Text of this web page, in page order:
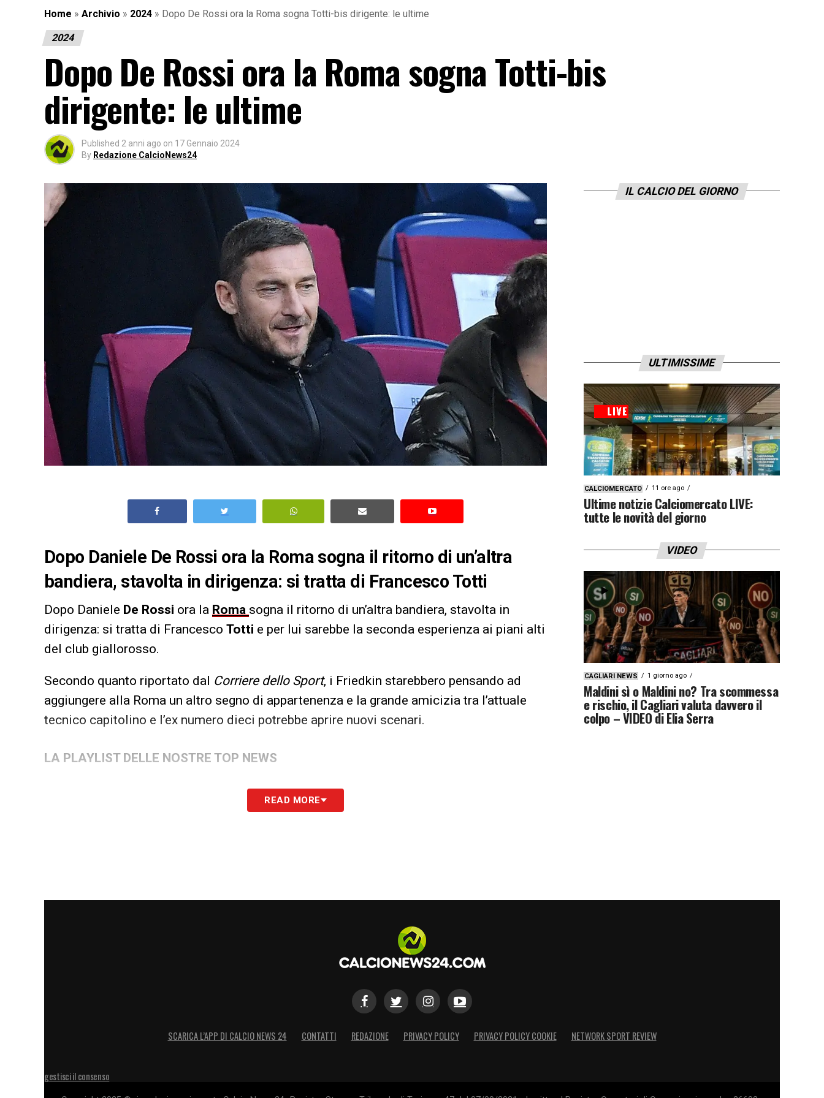
Home » Archivio » 2024 » Dopo De Rossi ora la Roma sogna Totti-bis dirigente: le ultime
2024
Dopo De Rossi ora la Roma sogna Totti-bis
dirigente: le ultime
Published 2 anni ago on 17 Gennaio 2024
By Redazione CalcioNews24
Dopo Daniele De Rossi ora la Roma sogna il ritorno di un’altra
bandiera, stavolta in dirigenza: si tratta di Francesco Totti
Dopo Daniele De Rossi ora la Roma sogna il ritorno di un’altra bandiera, stavolta in
dirigenza: si tratta di Francesco Totti e per lui sarebbe la seconda esperienza ai piani alti
del club giallorosso.
Secondo quanto riportato dal Corriere dello Sport, i Friedkin starebbero pensando ad
aggiungere alla Roma un altro segno di appartenenza e la grande amicizia tra l’attuale
tecnico capitolino e l’ex numero dieci potrebbe aprire nuovi scenari.
LA PLAYLIST DELLE NOSTRE TOP NEWS
READ MORE
IL CALCIO DEL GIORNO
ULTIMISSIME
CALCIOMERCATO 11 ore ago
Ultime notizie Calciomercato LIVE:
tutte le novità del giorno
VIDEO
CAGLIARI NEWS 1 giorno ago
Maldini sì o Maldini no? Tra scommessa
e rischio, il Cagliari valuta davvero il
colpo – VIDEO di Elia Serra
SCARICA L’APP DI CALCIO NEWS 24 CONTATTI REDAZIONE PRIVACY POLICY PRIVACY POLICY COOKIE NETWORK SPORT REVIEW
gestisci il consenso